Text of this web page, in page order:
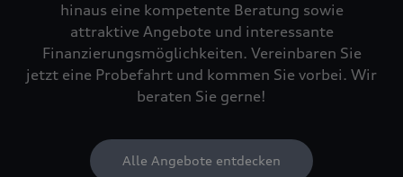
hinaus eine kompetente Beratung sowie
attraktive Angebote und interessante
Finanzierungsmöglichkeiten. Vereinbaren Sie
jetzt eine Probefahrt und kommen Sie vorbei. Wir
beraten Sie gerne!
Alle Angebote entdecken